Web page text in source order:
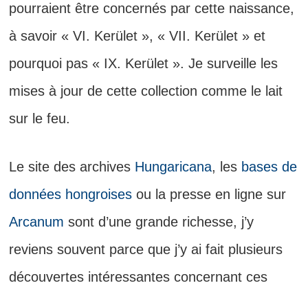
pourraient être concernés par cette naissance,
à savoir « VI. Kerület », « VII. Kerület » et
pourquoi pas « IX. Kerület ». Je surveille les
mises à jour de cette collection comme le lait
sur le feu.
Le site des archives Hungaricana, les bases de
données hongroisesou la presse en ligne sur
Arcanum sont d’une grande richesse, j’y
reviens souvent parce que j’y ai fait plusieurs
découvertes intéressantes concernant ces